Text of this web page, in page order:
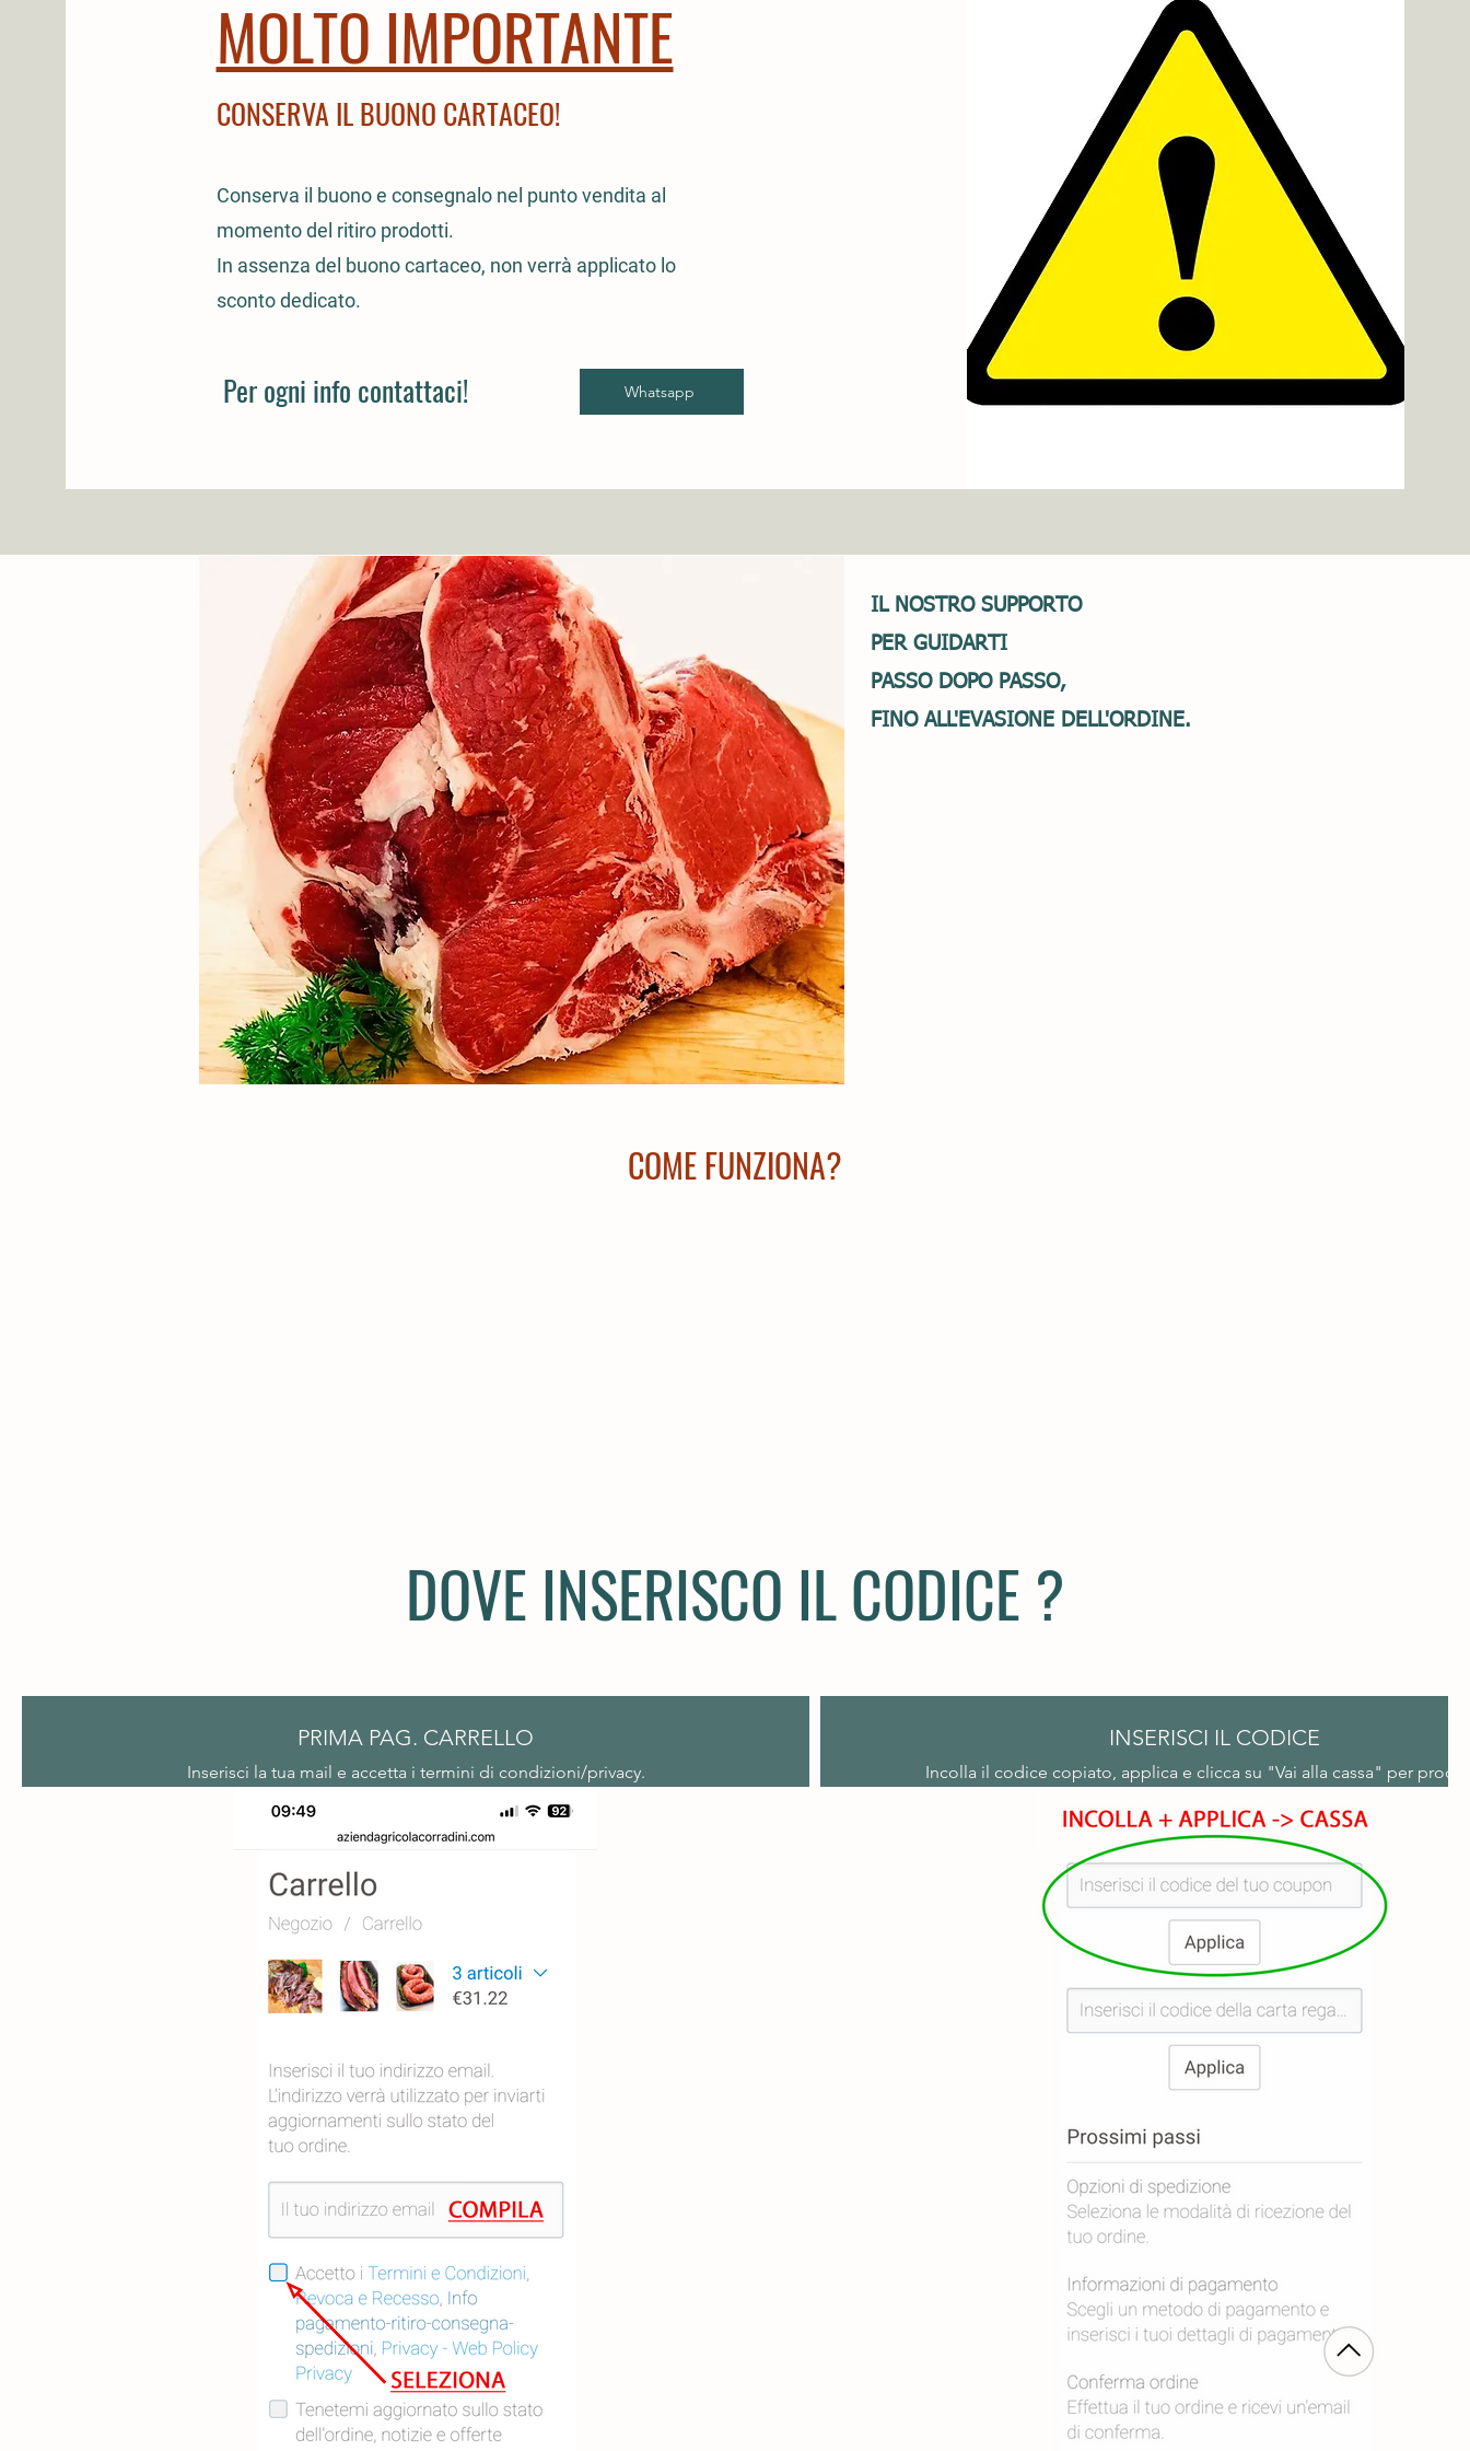
MOLTO IMPORTANTE
CONSERVA IL BUONO CARTACEO!
Conserva il buono e consegnalo nel punto vendita al
momento del ritiro prodotti.
In assenza del buono cartaceo, non verrà applicato lo
sconto dedicato.
Per ogni info contattaci! Whatsapp
IL NOSTRO SUPPORTO
PER GUIDARTI
PASSO DOPO PASSO,
FINO ALL'EVASIONE DELL'ORDINE.
COME FUNZIONA?
DOVE INSERISCO IL CODICE ?
PRIMA PAG. CARRELLO
Inserisci la tua mail e accetta i termini di condizioni/privacy.
INSERISCI IL CODICE
Incolla il codice copiato, applica e clicca su "Vai alla cassa" per